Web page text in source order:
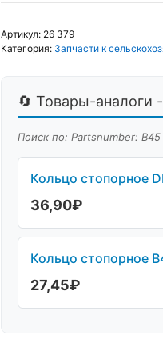
Артикул: 26 379
Категория: Запчасти к
🔄 Товары-аналоги
Поиск по: Partsnumber:
Кольцо стопорное
36,90₽
Кольцо стопорное
27,45₽